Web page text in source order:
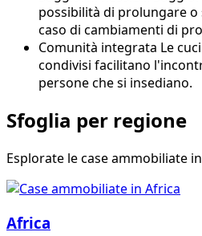
possibilità di prolungare
caso di cambiamenti di
Comunità integrata Le
condivisi facilitano
persone che si insediano.
Sfoglia per regione
Esplorate le case ammobiliate
Africa